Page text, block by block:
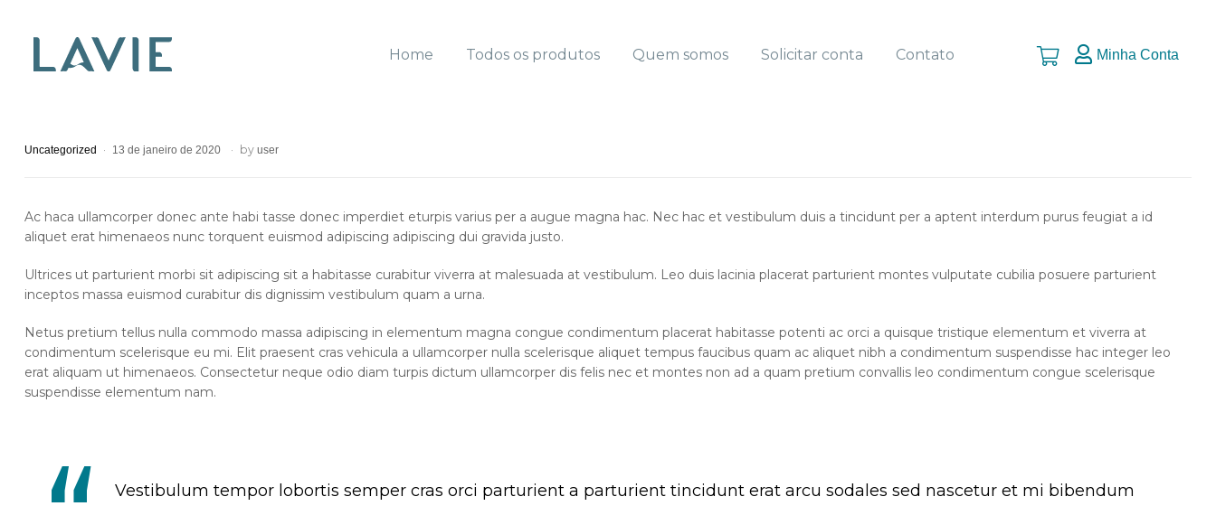
Home Todos os produtos Quem somos Solicitar conta Contato Minha Conta
Uncategorized 13 de janeiro de 2020 by user
Ac haca ullamcorper donec ante habi tasse donec imperdiet eturpis varius per a augue magna hac. Nec hac et vestibulum duis a tincidunt per a aptent interdum purus feugiat a id
aliquet erat himenaeos nunc torquent euismod adipiscing adipiscing dui gravida justo.
Ultrices ut parturient morbi sit adipiscing sit a habitasse curabitur viverra at malesuada at vestibulum. Leo duis lacinia placerat parturient montes vulputate cubilia posuere parturient
inceptos massa euismod curabitur dis dignissim vestibulum quam a urna.
Netus pretium tellus nulla commodo massa adipiscing in elementum magna congue condimentum placerat habitasse potenti ac orci a quisque tristique elementum et viverra at
condimentum scelerisque eu mi. Elit praesent cras vehicula a ullamcorper nulla scelerisque aliquet tempus faucibus quam ac aliquet nibh a condimentum suspendisse hac integer leo
erat aliquam ut himenaeos. Consectetur neque odio diam turpis dictum ullamcorper dis felis nec et montes non ad a quam pretium convallis leo condimentum congue scelerisque
suspendisse elementum nam.
Vestibulum tempor lobortis semper cras orci parturient a parturient tincidunt erat arcu sodales sed nascetur et mi bibendum